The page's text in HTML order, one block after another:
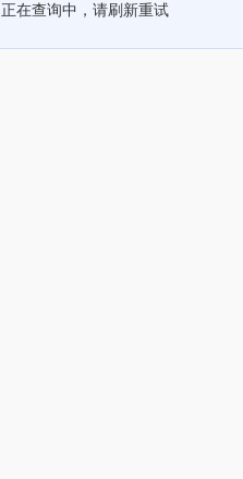
正在查询中，请刷新重试